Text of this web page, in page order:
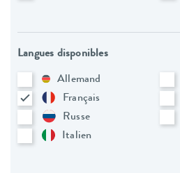
Langues disponibles
Allemand
Français
Russe
Italien